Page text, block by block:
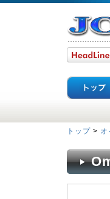
トップ > オ